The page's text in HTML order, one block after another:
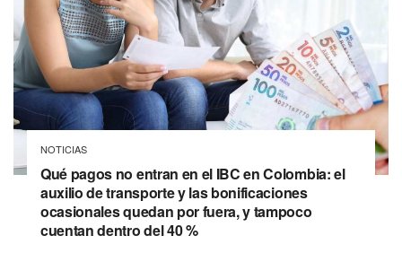
NOTICIAS
Qué pagos no entran en el IBC en Colombia: el
auxilio de transporte y las bonificaciones
ocasionales quedan por fuera, y tampoco
cuentan dentro del 40 %